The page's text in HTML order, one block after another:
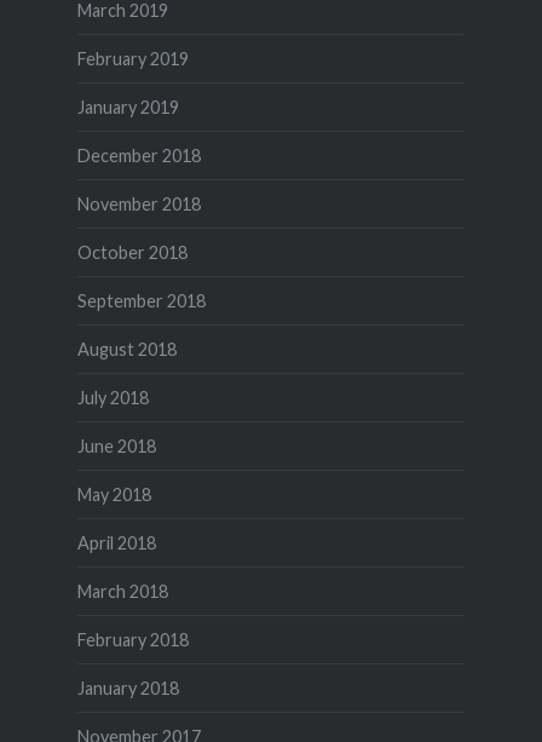
March 2019
February 2019
January 2019
December 2018
November 2018
October 2018
September 2018
August 2018
July 2018
June 2018
May 2018
April 2018
March 2018
February 2018
January 2018
November 2017